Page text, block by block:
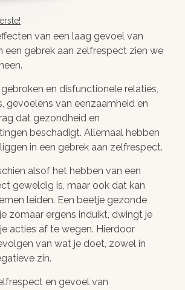
van een laag gevoel van
een gebrek aan zelfrespect zien we
en disfunctionele relaties,
gevoelens van eenzaamheid en
dat gezondheid en
beschadigt. Allemaal hebben
in een gebrek aan zelfrespect.
alsof het hebben van een
geweldig is, maar ook dat kan
leiden. Een beetje gezonde
zomaar ergens induikt, dwingt je
acties af te wegen. Hierdoor
van wat je doet, zowel in
zin.
en gevoel van